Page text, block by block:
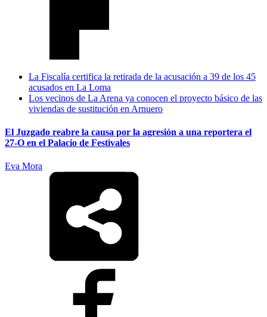
La Fiscalía certifica la retirada de la acusación a 39 de los 45
acusados en La Loma
Los vecinos de La Arena ya conocen el proyecto básico de las
viviendas de sustitución en Arnuero
El Juzgado reabre la causa por la agresión a una reportera el
27-O en el Palacio de Festivales
Eva Mora